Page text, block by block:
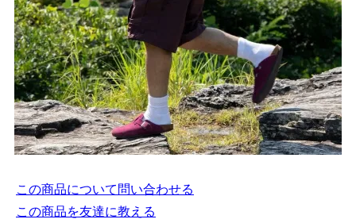
この商品について問い合わせる
この商品を友達に教える